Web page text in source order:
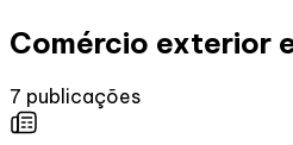
Comércio exterior
7 publicações